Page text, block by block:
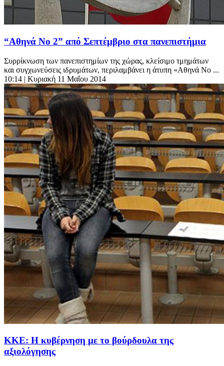
“Αθηνά Νο 2” από Σεπτέμβριο στα πανεπιστήμια
Συρρίκνωση των πανεπιστημίων της χώρας, κλείσιμο τμημάτων
και συγχωνεύσεις ιδρυμάτων, περιλαμβάνει η άτυπη «Αθηνά Νο ...
10:14 | Κυριακή 11 Μαΐου 2014
ΚΚΕ: Η κυβέρνηση με το βούρδουλα της
αξιολόγησης